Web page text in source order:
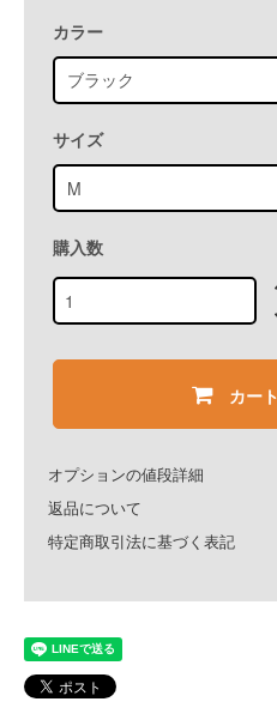
カラー
サイズ
購入数
カー
オプションの値段詳細
返品について
特定商取引法に基づく表記